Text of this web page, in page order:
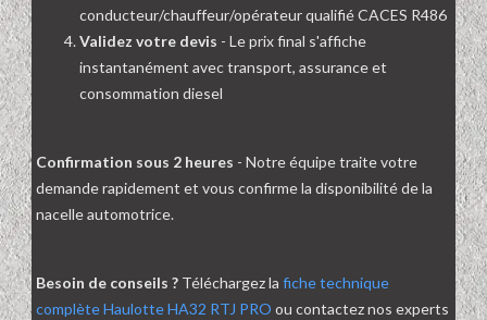
conducteur/chauffeur/opérateur qualifié CACES R486
Validez votre devis - Le prix final s'affiche
instantanément avec transport, assurance et
consommation diesel
Confirmation sous 2 heures - Notre équipe traite votre
demande rapidement et vous confirme la disponibilité de la
nacelle automotrice.
Besoin de conseils ? Téléchargez la fiche technique
complète Haulotte HA32 RTJ PRO ou contactez nos experts